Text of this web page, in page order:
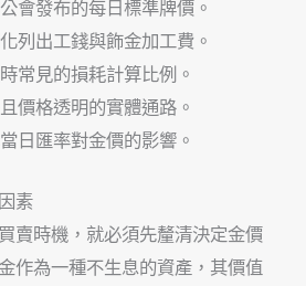
會發布的每日標準牌價。
列出工錢與飾金加工費。
常見的損耗計算比例。
價格透明的實體通路。
日匯率對金價的影響。
素
賣時機，就必須先釐清決定金價
作為一種不生息的資產，其價值